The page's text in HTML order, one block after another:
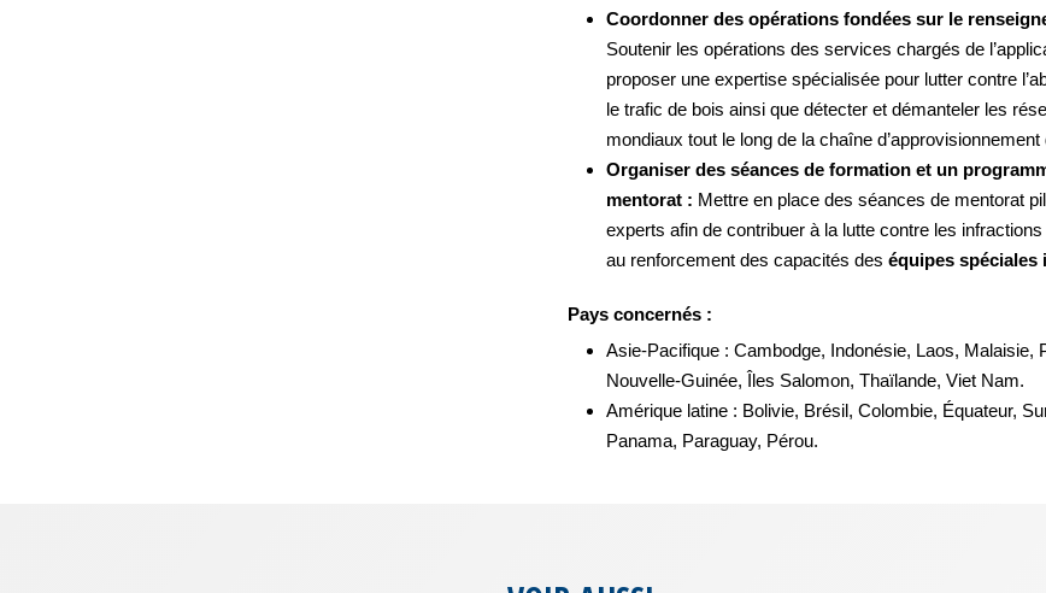
Coordonner des opérations fondées sur le
Soutenir les opérations des services chargés de
proposer une expertise spécialisée pour lutter contre
le trafic de bois ainsi que détecter et démanteler les
mondiaux tout le long de la chaîne d’approvisionnement
Organiser des séances de formation et un
mentorat : Mettre en place des séances de mentorat
experts afin de contribuer à la lutte contre les
au renforcement des capacités des équipes spéciales
Pays concernés :
Asie-Pacifique : Cambodge, Indonésie, Laos, Malaisie,
Nouvelle-Guinée, Îles Salomon, Thaïlande, Viet Nam.
Amérique latine : Bolivie, Brésil, Colombie, Équateur,
Panama, Paraguay, Pérou.